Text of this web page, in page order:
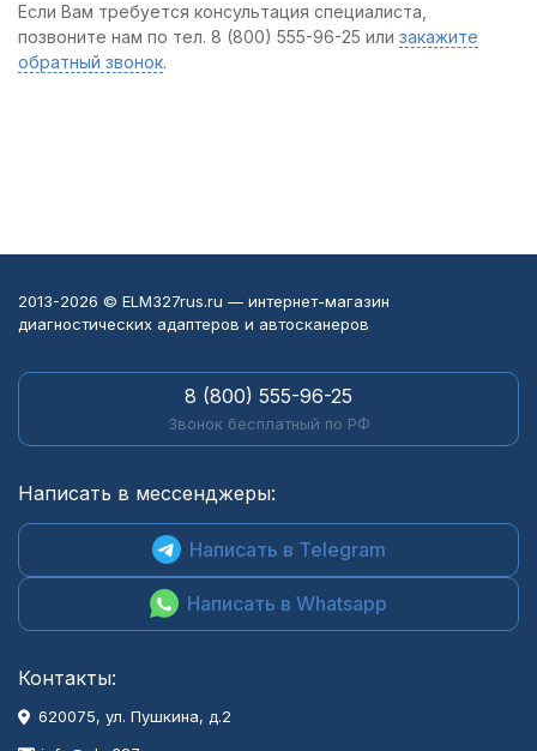
Если Вам требуется консультация специалиста,
позвоните нам по тел. 8 (800) 555-96-25 или закажите
обратный звонок.
2013-2026 © ELM327rus.ru — интернет-магазин
диагностических адаптеров и автосканеров
8 (800) 555-96-25
Звонок бесплатный по РФ
Написать в мессенджеры:
Написать в Telegram
Написать в Whatsapp
Контакты:
620075, ул. Пушкина, д.2